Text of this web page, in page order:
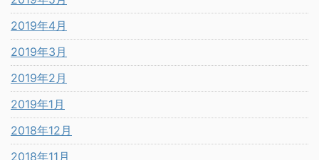
2019年4月
2019年3月
2019年2月
2019年1月
2018年12月
2018年11月